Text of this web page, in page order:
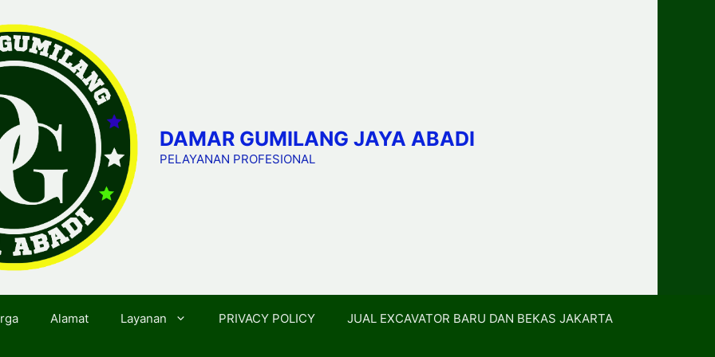
DAMAR GUMILANG JAYA ABADI
PELAYANAN PROFESIONAL
Alamat Layanan PRIVACY POLICY JUAL EXCAVATOR BARU DAN BEKAS JAKARTA